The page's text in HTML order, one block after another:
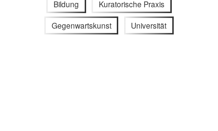
Bildung Kuratorische Praxis
Gegenwartskunst Universität